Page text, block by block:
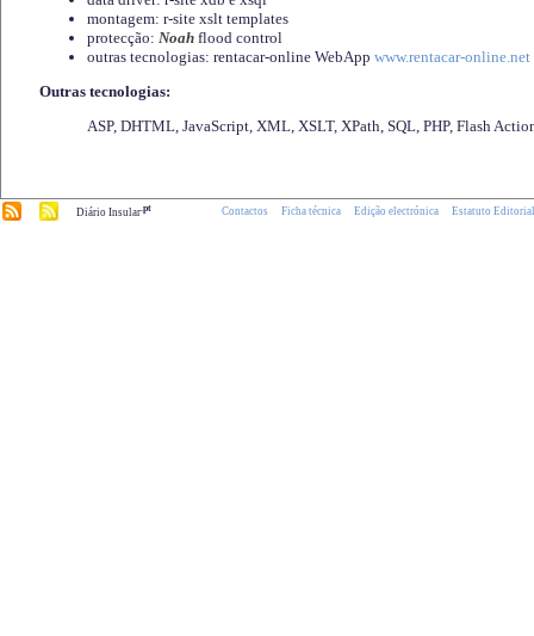
montagem: r-site xslt templates
protecção: Noah flood control
outras tecnologias: rentacar-online WebApp www.rentacar-online.net
Outras tecnologias:
ASP, DHTML, JavaScript, XML, XSLT, XPath, SQL, PHP, Flash
Diário Insular.pt Contactos Ficha técnica Edição electrónica Estatuto Editorial